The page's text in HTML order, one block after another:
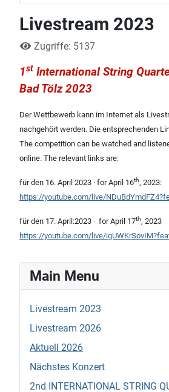
Livestream 2023
Zugriffe: 5137
1st International String
Bad Tölz 2023
Der Wettbewerb kann im Internet als
nachgehört werden. Die entsprechenden
The competition can be watched and
online. The relevant links are:
für den 16. April 2023 · for April 16th, 2023:
https://youtube.com/live/
für den 17. April:2023 · for April 17th, 2023
https://youtube.com/live/
Main Menu
Livestream 2023
Livestream 2026
Aktuell 2026
Nächstes Konzert
2nd INTERNATIONAL STRING